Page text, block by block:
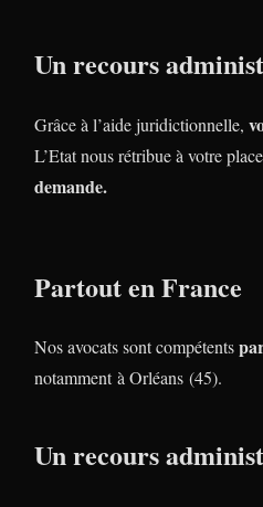
Un recours
Grâce à l’aide juridictionnelle,
L’Etat nous rétribue à votre
demande.
Partout en France
Nos avocats sont compétents
notamment à Orléans (45).
Un recours